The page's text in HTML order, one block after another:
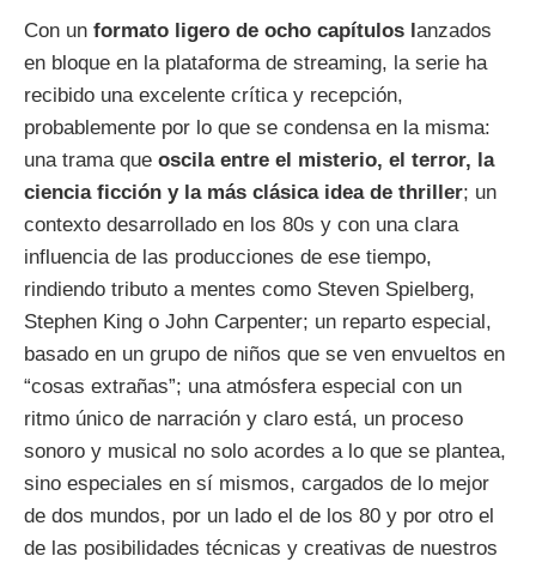
Con un formato ligero de ocho capítulos l anzados
en bloque en la plataforma de streaming, la serie ha
recibido una excelente crítica y recepción,
probablemente por lo que se condensa en la misma:
una trama que oscila entre el misterio, el terror, la
ciencia ficción y la más clásica idea de thriller; un
contexto desarrollado en los 80s y con una clara
influencia de las producciones de ese tiempo,
rindiendo tributo a mentes como Steven Spielberg,
Stephen King o John Carpenter; un reparto especial,
basado en un grupo de niños que se ven envueltos en
“cosas extrañas”; una atmósfera especial con un
ritmo único de narración y claro está, un proceso
sonoro y musical no solo acordes a lo que se plantea,
sino especiales en sí mismos, cargados de lo mejor
de dos mundos, por un lado el de los 80 y por otro el
de las posibilidades técnicas y creativas de nuestros